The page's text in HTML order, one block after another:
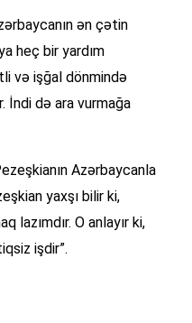
ən çətin
heç bir yardım
və işğal dönmində
İndi də ara vurmağa
Azərbaycanla
yaxşı bilir ki,
lazımdır. O anlayır ki,
işdir”.